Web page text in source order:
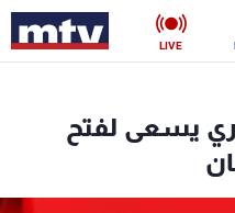
LIVE
يسعى لفتح
ناس